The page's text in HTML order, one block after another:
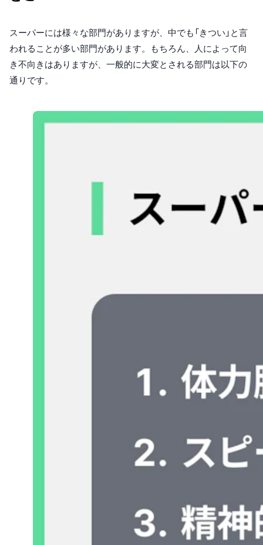
スーパーには様々な部門がありますが、中でも「きつい」と言
われることが多い部門があります。もちろん、人によって向
き不向きはありますが、一般的に大変とされる部門は以下の
通りです。